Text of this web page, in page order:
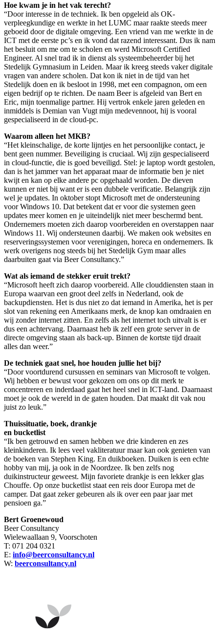
Hoe kwam je in het vak terecht?
“Door interesse in de techniek. Ik ben opgeleid als OK-
verpleegkundige en werkte in het LUMC maar raakte steeds meer
geboeid door de digitale omgeving. Een vriend van me werkte in de
ICT met de eerste pc’s en ik vond dat razend interessant. Dus ik nam
het besluit om me om te scholen en werd Microsoft Certified
Engineer. Al snel trad ik in dienst als systeembeheerder bij het
Stedelijk Gymnasium in Leiden. Maar ik kreeg steeds vaker digitale
vragen van andere scholen. Dat kon ik niet in de tijd van het
Stedelijk doen en ik besloot in 1998, met een compagnon, om een
eigen bedrijf op te richten. De naam Beer is afgeleid van Bert en
Eric, mijn toenmalige partner. Hij vertrok enkele jaren geleden en
inmiddels is Demian van Vugt mijn medevennoot, hij is vooral
gespecialiseerd in de cloud-pc.
Waarom alleen het MKB?
“Het kleinschalige, de korte lijntjes en het persoonlijke contact, je
bent geen nummer. Beveiliging is cruciaal. Wij zijn gespecialiseerd
in cloud-functie, die is goed beveiligd. Stel: je laptop wordt gestolen,
dan is het jammer van het apparaat maar de informatie ben je niet
kwijt en kan op elke andere pc opgehaald worden. De dieven
kunnen er niet bij want er is een dubbele verificatie. Belangrijk zijn
wel je updates. In oktober stopt Microsoft met de ondersteuning
voor Windows 10. Dat betekent dat er voor die systemen geen
updates meer komen en je uiteindelijk niet meer beschermd bent.
Ondernemers moeten zich daarop voorbereiden en overstappen naar
Windows 11. Wij ondersteunen daarbij. We maken ook websites en
reserveringssystemen voor verenigingen, horeca en ondernemers. Ik
werk overigens nog steeds bij het Stedelijk Gym maar alles
daarbuiten gaat via Beer Consultancy.”
Wat als iemand de stekker eruit trekt?
“Microsoft heeft zich daarop voorbereid. Alle clouddiensten staan in
Europa waarvan een groot deel zelfs in Nederland, ook de
backupdiensten. Het is dus niet zo dat iemand in Amerika, het is per
slot van rekening een Amerikaans merk, de knop kan omdraaien en
wij zonder internet zitten. En zelfs als het internet toch uitvalt is er
dus een achtervang. Daarnaast heb ik zelf een grote server in de
directe omgeving staan als back-up. Binnen de kortste tijd draait
alles dan weer.”
De techniek gaat snel, hoe houden jullie het bij?
“Door voortdurend cursussen en seminars van Microsoft te volgen.
Wij hebben er bewust voor gekozen om ons op dit merk te
concentreren en inderdaad gaat het heel snel in ICT-land. Daarnaast
moet je ook de wereld in de gaten houden. Dat maakt dit vak nou
juist zo leuk.”
Thuissituatie, boek, drankje
en bucketlist
“Ik ben getrouwd en samen hebben we drie kinderen en zes
kleinkinderen. Ik lees veel vakliteratuur maar kan ook genieten van
de boeken van Stephen King. En duikboeken. Duiken is een echte
hobby van mij, ja ook in de Noordzee. Ik ben zelfs nog
duikinstructeur geweest. Mijn favoriete drankje is een lekker glas
Chouffe. Op onze bucketlist staat een reis door Europa met de
camper. Dat gaat zeker gebeuren als ik over een paar jaar met
pensioen ga.”
Bert Groenewoud
Beer Consultancy
Wielewaallaan 9, Voorschoten
T: 071 204 0321
E: info@beerconsultancy.nl
W: beerconsultancy.nl